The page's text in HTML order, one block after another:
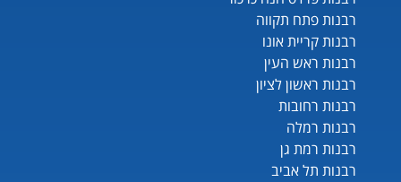
רבנות פתח תקווה
רבנות קריית אונו
רבנות ראש העין
רבנות ראשון לציון
רבנות רחובות
רבנות רמלה
רבנות רמת גן
רבנות תל אביב